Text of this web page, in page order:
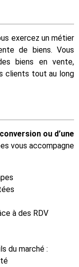
exercez un métier
de biens. Vous
biens en vente,
clients tout au long
ou d’une
vous accompagne
à des RDV
du marché :